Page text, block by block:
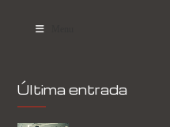
Última entrada